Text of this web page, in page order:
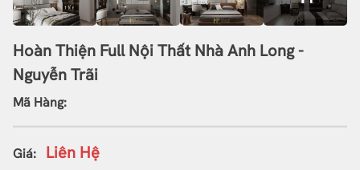
Hoàn Thiện Full Nội Thất Nhà Anh Long -
Nguyễn Trãi
Mã Hàng:
Giá: Liên Hệ